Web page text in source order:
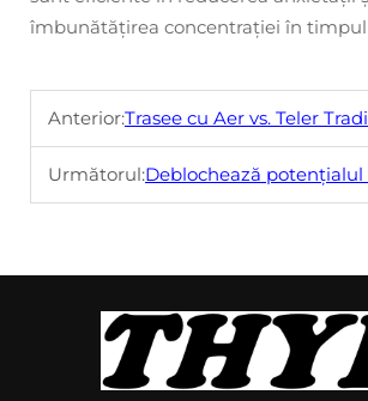
îmbunătățirea concentrației în
Anterior:Trasee cu Aer vs. Teler Tradițional: Care este Mai Bine pentru
Următorul:Deblochează potențialul tău: O ghidă comprehensivă pentru